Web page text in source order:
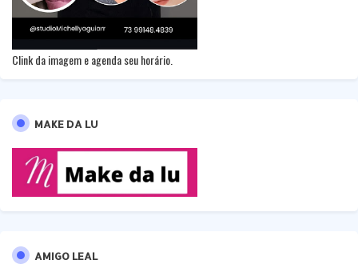
Clink da imagem e agenda seu horário.
MAKE DA LU
AMIGO LEAL